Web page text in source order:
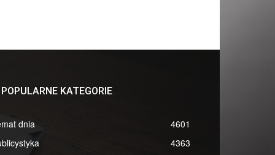
POPULARNE KATEGORIE
dnia
4601
4363